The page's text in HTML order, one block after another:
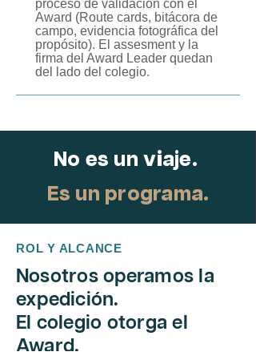
proceso de validación con el
Award (Route cards, bitácora de
campo, evidencia fotográfica del
propósito). El assesment y la
firma del Award Leader quedan
del lado del colegio.
No es un viaje.
Es un programa.
ROL Y ALCANCE
Nosotros operamos la
expedición.
El colegio otorga el
Award.